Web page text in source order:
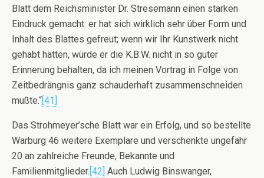
Blatt dem Reichsminister Dr. Stresemann einen starken
Eindruck gemacht: er hat sich wirklich sehr über Form und
Inhalt des Blattes gefreut; wenn wir Ihr Kunstwerk nicht
gehabt hätten, würde er die K.B.W. nicht in so guter
Erinnerung behalten, da ich meinen Vortrag in Folge von
Zeitbedrängnis ganz schauderhaft zusammenschneiden
mußte.“ [41]
Das Strohmeyer’sche Blatt war ein Erfolg, und so bestellte
Warburg 46 weitere Exemplare und verschenkte ungefähr
20 an zahlreiche Freunde, Bekannte und
Familienmitglieder. [42] Auch Ludwig Binswanger,